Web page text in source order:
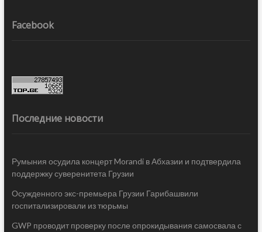
Facebook
Последние новости
Румыния осудила концерт Morandi в Абхазии и подтвердила
поддержку суверенитета Грузии
Осужденного экс-премьера Грузии Гарибашвили
госпитализировали из тюрьмы
GWP проводит проверку после опрокидывания самосвала с